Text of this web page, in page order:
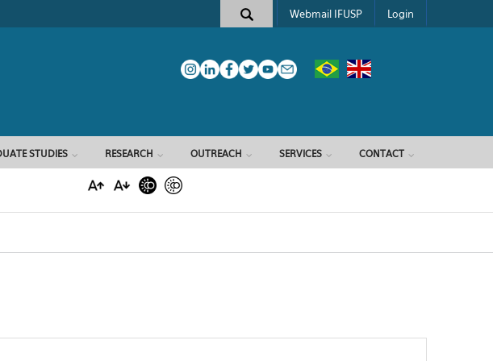
Search form
Webmail IFUSP Login
STUDIES RESEARCH OUTREACH SERVICES CONTACT